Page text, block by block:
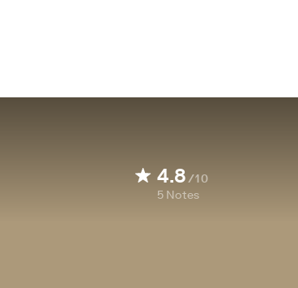
4.8/10
5 Notes